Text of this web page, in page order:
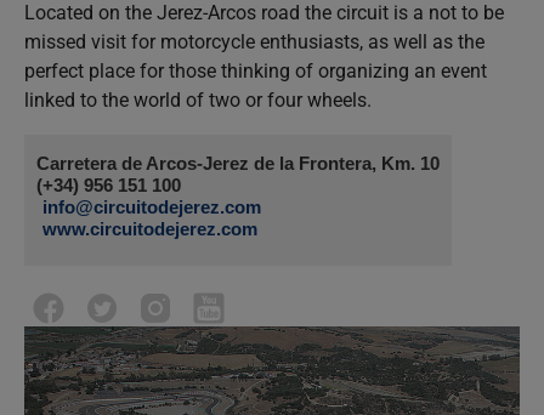
Located on the Jerez-Arcos road the circuit is a not to be
missed visit for motorcycle enthusiasts, as well as the
perfect place for those thinking of organizing an event
linked to the world of two or four wheels.
Carretera de Arcos-Jerez de la Frontera, Km. 10
(+34) 956 151 100
info@circuitodejerez.com
www.circuitodejerez.com